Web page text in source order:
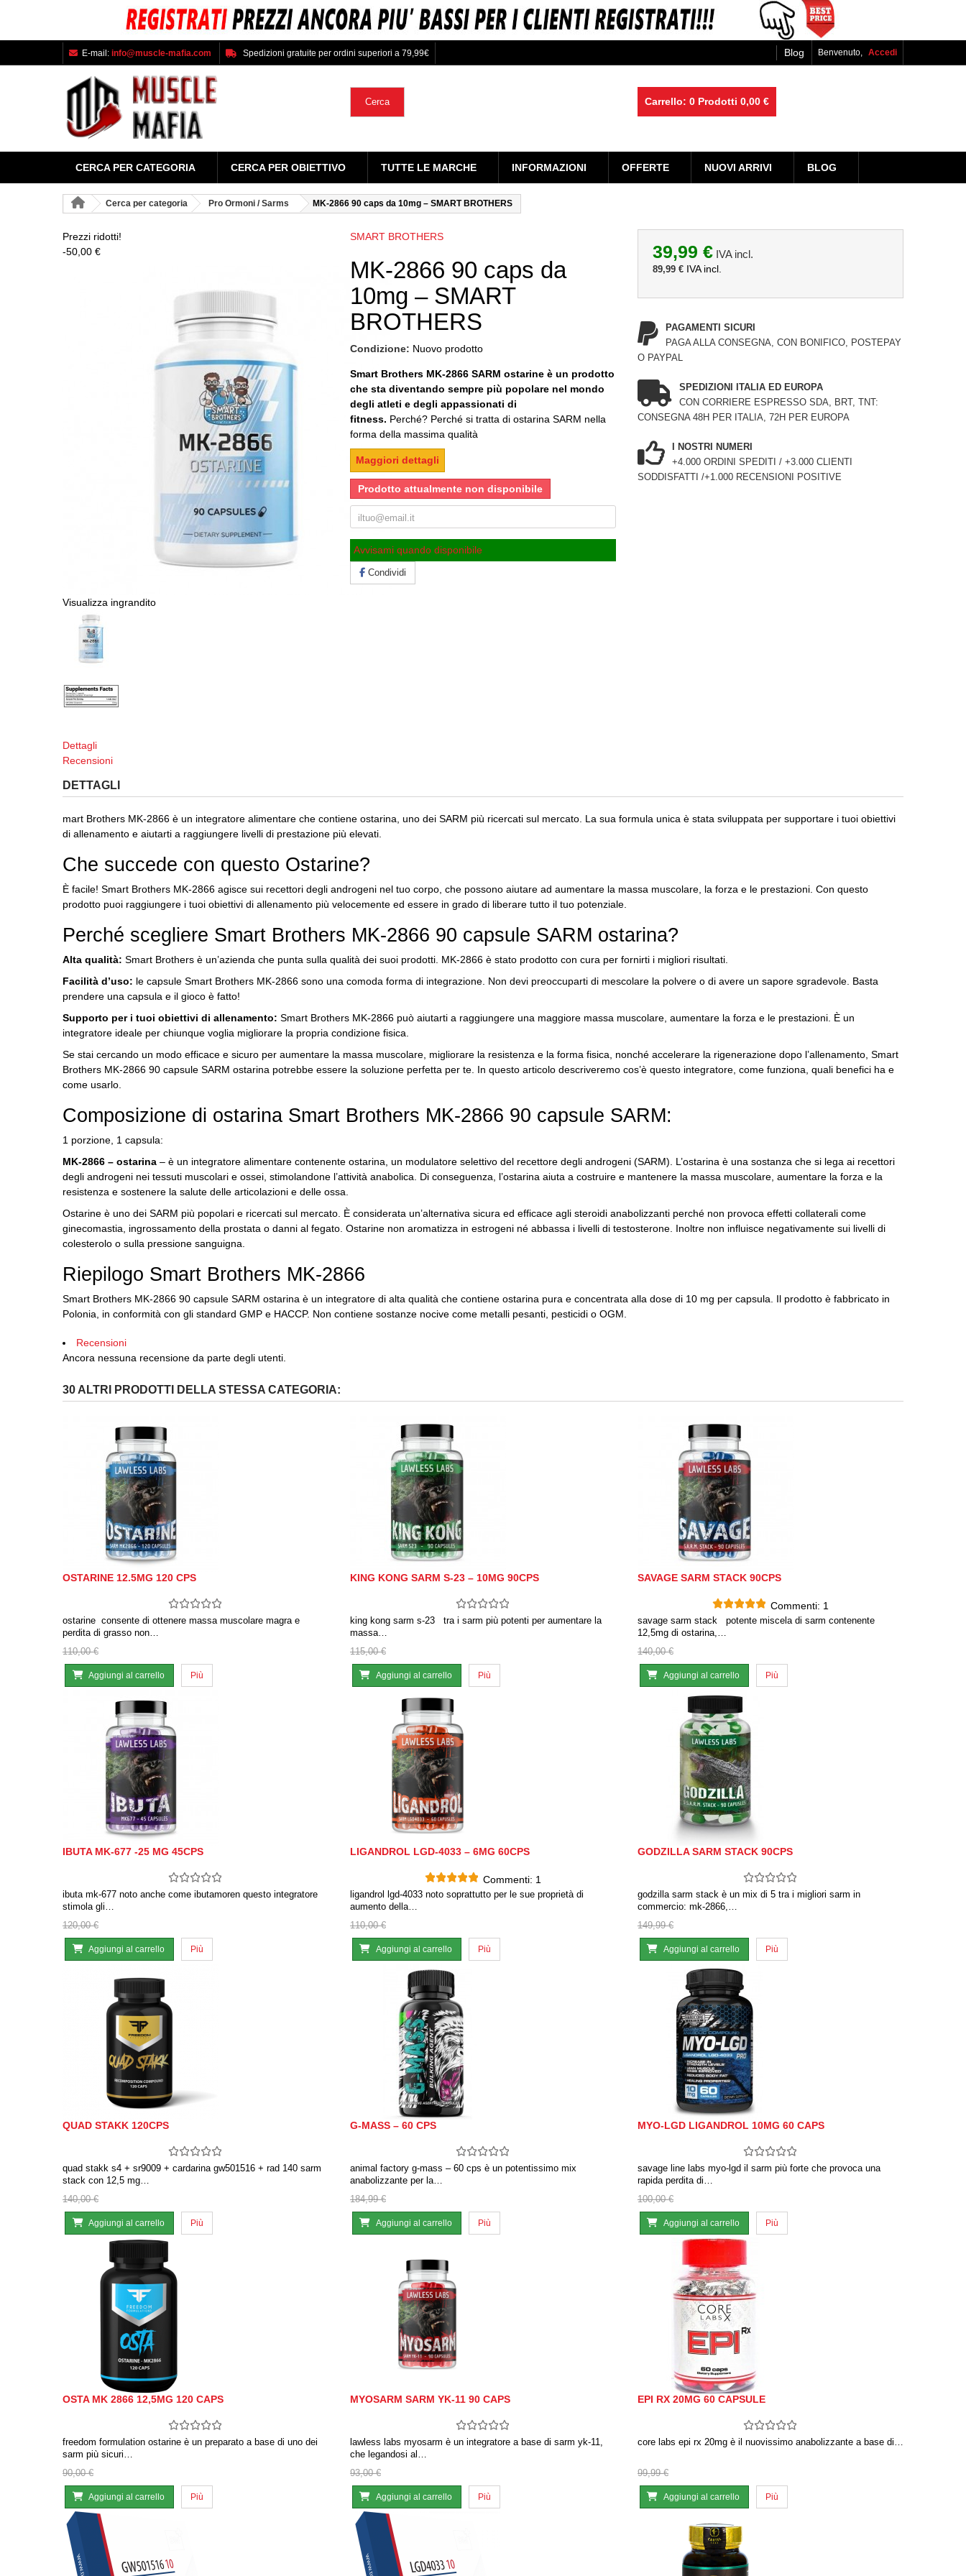
E-mail: info@muscle-mafia.com Spedizioni gratuite per ordini superiori a 79,99€ Blog Benvenuto, Accedi
Carrello: 0 Prodotti 0,00 €
Cerca
CERCA PER CATEGORIA CERCA PER OBIETTIVO TUTTE LE MARCHE INFORMAZIONI OFFERTE NUOVI ARRIVI BLOG
Cerca per categoria Pro Ormoni / Sarms MK-2866 90 caps da 10mg – SMART BROTHERS
Prezzi ridotti!
-50,00 €
Visualizza ingrandito
SMART BROTHERS
MK-2866 90 caps da
10mg – SMART
BROTHERS
Condizione: Nuovo prodotto
Smart Brothers MK-2866 SARM ostarine è un prodotto
che sta diventando sempre più popolare nel mondo
degli atleti e degli appassionati di
fitness. Perché? Perché si tratta di ostarina SARM nella
forma della massima qualità
Maggiori dettagli
Prodotto attualmente non disponibile
Avvisami quando disponibile
Condividi
39,99 €IVA incl.
89,99 €IVA incl.
PAGAMENTI SICURI
PAGA ALLA CONSEGNA, CON BONIFICO, POSTEPAY
O PAYPAL
SPEDIZIONI ITALIA ED EUROPA
CON CORRIERE ESPRESSO SDA, BRT, TNT:
CONSEGNA 48H PER ITALIA, 72H PER EUROPA
I NOSTRI NUMERI
+4.000 ORDINI SPEDITI / +3.000 CLIENTI
SODDISFATTI /+1.000 RECENSIONI POSITIVE
Dettagli
Recensioni
DETTAGLI
mart Brothers MK-2866 è un integratore alimentare che contiene ostarina, uno dei SARM più ricercati sul mercato. La sua formula unica è stata sviluppata per supportare i tuoi obiettivi
di allenamento e aiutarti a raggiungere livelli di prestazione più elevati.
Che succede con questo Ostarine?
È facile! Smart Brothers MK-2866 agisce sui recettori degli androgeni nel tuo corpo, che possono aiutare ad aumentare la massa muscolare, la forza e le prestazioni. Con questo
prodotto puoi raggiungere i tuoi obiettivi di allenamento più velocemente ed essere in grado di liberare tutto il tuo potenziale.
Perché scegliere Smart Brothers MK-2866 90 capsule SARM ostarina?
Alta qualità: Smart Brothers è un’azienda che punta sulla qualità dei suoi prodotti. MK-2866 è stato prodotto con cura per fornirti i migliori risultati.
Facilità d’uso: le capsule Smart Brothers MK-2866 sono una comoda forma di integrazione. Non devi preoccuparti di mescolare la polvere o di avere un sapore sgradevole. Basta
prendere una capsula e il gioco è fatto!
Supporto per i tuoi obiettivi di allenamento: Smart Brothers MK-2866 può aiutarti a raggiungere una maggiore massa muscolare, aumentare la forza e le prestazioni. È un
integratore ideale per chiunque voglia migliorare la propria condizione fisica.
Se stai cercando un modo efficace e sicuro per aumentare la massa muscolare, migliorare la resistenza e la forma fisica, nonché accelerare la rigenerazione dopo l’allenamento, Smart
Brothers MK-2866 90 capsule SARM ostarina potrebbe essere la soluzione perfetta per te. In questo articolo descriveremo cos’è questo integratore, come funziona, quali benefici ha e
come usarlo.
Composizione di ostarina Smart Brothers MK-2866 90 capsule SARM:
1 porzione, 1 capsula:
MK-2866 – ostarina – è un integratore alimentare contenente ostarina, un modulatore selettivo del recettore degli androgeni (SARM). L’ostarina è una sostanza che si lega ai recettori
degli androgeni nei tessuti muscolari e ossei, stimolandone l’attività anabolica. Di conseguenza, l’ostarina aiuta a costruire e mantenere la massa muscolare, aumentare la forza e la
resistenza e sostenere la salute delle articolazioni e delle ossa.
Ostarine è uno dei SARM più popolari e ricercati sul mercato. È considerata un’alternativa sicura ed efficace agli steroidi anabolizzanti perché non provoca effetti collaterali come
ginecomastia, ingrossamento della prostata o danni al fegato. Ostarine non aromatizza in estrogeni né abbassa i livelli di testosterone. Inoltre non influisce negativamente sui livelli di
colesterolo o sulla pressione sanguigna.
Riepilogo Smart Brothers MK-2866
Smart Brothers MK-2866 90 capsule SARM ostarina è un integratore di alta qualità che contiene ostarina pura e concentrata alla dose di 10 mg per capsula. Il prodotto è fabbricato in
Polonia, in conformità con gli standard GMP e HACCP. Non contiene sostanze nocive come metalli pesanti, pesticidi o OGM.
Recensioni
Ancora nessuna recensione da parte degli utenti.
30 ALTRI PRODOTTI DELLA STESSA CATEGORIA:
OSTARINE 12.5MG 120 CPS
ostarine consente di ottenere massa muscolare magra e
perdita di grasso non…
110,00 €
Aggiungi al carrello Più
KING KONG SARM S-23 – 10MG 90CPS
king kong sarm s-23 tra i sarm più potenti per aumentare la
massa…
115,00 €
Aggiungi al carrello Più
SAVAGE SARM STACK 90CPS
Commenti: 1
savage sarm stack potente miscela di sarm contenente
12,5mg di ostarina,…
140,00 €
Aggiungi al carrello Più
IBUTA MK-677 -25 MG 45CPS
ibuta mk-677 noto anche come ibutamoren questo integratore
stimola gli…
120,00 €
Aggiungi al carrello Più
LIGANDROL LGD-4033 – 6MG 60CPS
Commenti: 1
ligandrol lgd-4033 noto soprattutto per le sue proprietà di
aumento della…
110,00 €
Aggiungi al carrello Più
GODZILLA SARM STACK 90CPS
godzilla sarm stack è un mix di 5 tra i migliori sarm in
commercio: mk-2866,…
149,99 €
Aggiungi al carrello Più
QUAD STAKK 120CPS
quad stakk s4 + sr9009 + cardarina gw501516 + rad 140 sarm
stack con 12,5 mg…
140,00 €
Aggiungi al carrello Più
G-MASS – 60 CPS
animal factory g-mass – 60 cps è un potentissimo mix
anabolizzante per la…
184,99 €
Aggiungi al carrello Più
MYO-LGD LIGANDROL 10MG 60 CAPS
savage line labs myo-lgd il sarm più forte che provoca una
rapida perdita di…
100,00 €
Aggiungi al carrello Più
OSTA MK 2866 12,5MG 120 CAPS
freedom formulation ostarine è un preparato a base di uno dei
sarm più sicuri…
90,00 €
Aggiungi al carrello Più
MYOSARM SARM YK-11 90 CAPS
lawless labs myosarm è un integratore a base di sarm yk-11,
che legandosi al…
93,00 €
Aggiungi al carrello Più
EPI RX 20MG 60 CAPSULE
core labs epi rx 20mg è il nuovissimo anabolizzante a base di…
99,99 €
Aggiungi al carrello Più